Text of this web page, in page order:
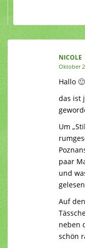
NICOLE
Oktober
Hallo 🙂
das ist
Um
paar
und
Auf
neben
schön